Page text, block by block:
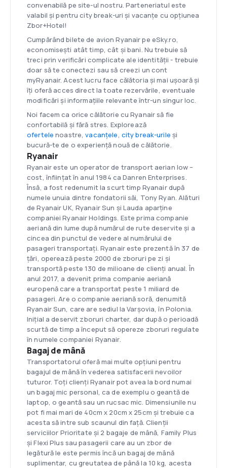
convenabilă pe site-ul nostru. Parteneriatul este
valabil și pentru city break-uri și vacanțe cu opţiunea
Zbor+Hotel!
Cumpărând bilete de avion Ryanair pe eSky.ro,
economiseşti atât timp, cât și bani. Nu trebuie să
treci prin verificări complicate ale identității - trebuie
doar să te conectezi sau să creezi un cont
myRyanair. Acest lucru face călătoria și mai ușoară și
îţi oferă acces direct la toate rezervările, eventuale
modificări și informațiile relevante într-un singur loc.
Noi facem ca orice călătorie cu Ryanair să fie
confortabilă și fără stres. Explorează
ofertele noastre,vacanțele, city break-urile și
bucură-te de o experienţă nouă de călătorie.
Ryanair
Ryanair este un operator de transport aerian low –
cost, înființat în anul 1984 ca Danren Enterprises.
Însă, a fost redenumit la scurt timp Ryanair după
numele unuia dintre fondatorii săi, Tony Ryan. Alături
de Ryanair UK, Ryanair Sun și Lauda aparține
companiei Ryanair Holdings. Este prima companie
aeriană din lume după numărul de rute deservite și a
cincea din punctul de vedere al numărului de
pasageri transportați. Ryanair este prezentă în 37 de
țări, operează peste 2000 de zboruri pe zi și
transportă peste 130 de milioane de clienți anual. În
anul 2017, a devenit prima companie aeriană
europenă care a transportat peste 1 miliard de
pasageri. Are o companie aeriană soră, denumită
Ryanair Sun, care are sediul la Varșovia, în Polonia.
Inițial a deservit zboruri charter, dar după o perioadă
scurtă de timp a început să opereze zboruri regulate
în numele companiei Ryanair.
Bagaj de mână
Transportatorul oferă mai multe opțiuni pentru
bagajul de mână în vederea satisfacerii nevoilor
tuturor. Toți clienți Ryanair pot avea la bord numai
un bagaj mic personal, ca de exemplu o geantă de
laptop, o geantă sau un rucsac mic. Dimensiunile nu
pot fi mai mari de 40cm x 20cm x 25cm și trebuie ca
acesta să intre sub scaunul din față. Clienții
serviciilor Prioritate și 2 bagaje de mână, Family Plus
și Flexi Plus sau pasagerii care au un zbor de
legătură le este permis încă un bagaj de mână
suplimentar, cu greutatea de până la 10 kg, acesta